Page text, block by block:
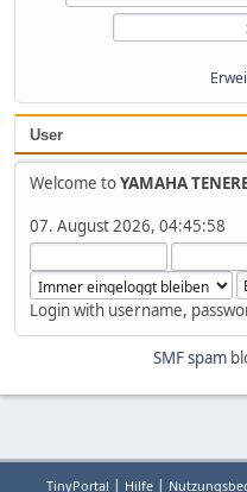
User
Welcome toYAMAHA
07. August 2026, 04:45:58
Login with username,
SMF spam
TinyPortal | Hilfe |